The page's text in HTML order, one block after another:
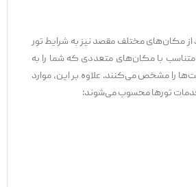
مکان‌های مختلف مقصد نیز به شرایط تور
با مکان‌های متعددی که شما را به
را مشخص می‌کنند. علاوه بر این، موارد
تورها محسوب می‌شوند: